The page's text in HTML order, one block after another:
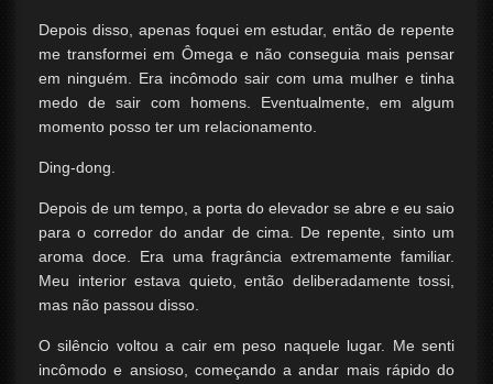
Depois disso, apenas foquei em estudar, então de repente
me transformei em Ômega e não conseguia mais pensar
em ninguém. Era incômodo sair com uma mulher e tinha
medo de sair com homens. Eventualmente, em algum
momento posso ter um relacionamento.
Ding-dong.
Depois de um tempo, a porta do elevador se abre e eu saio
para o corredor do andar de cima. De repente, sinto um
aroma doce. Era uma fragrância extremamente familiar.
Meu interior estava quieto, então deliberadamente tossi,
mas não passou disso.
O silêncio voltou a cair em peso naquele lugar. Me senti
incômodo e ansioso, começando a andar mais rápido do